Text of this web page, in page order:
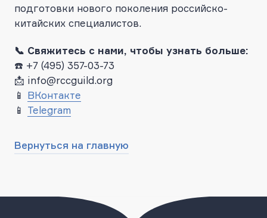
подготовки нового поколения российско-
китайских специалистов.
📞 Свяжитесь с нами, чтобы узнать больше:
☎️ +7 (495) 357-03-73
📩 info@rccguild.org
📱 ВКонтакте
📱 Telegram
Вернуться на главную